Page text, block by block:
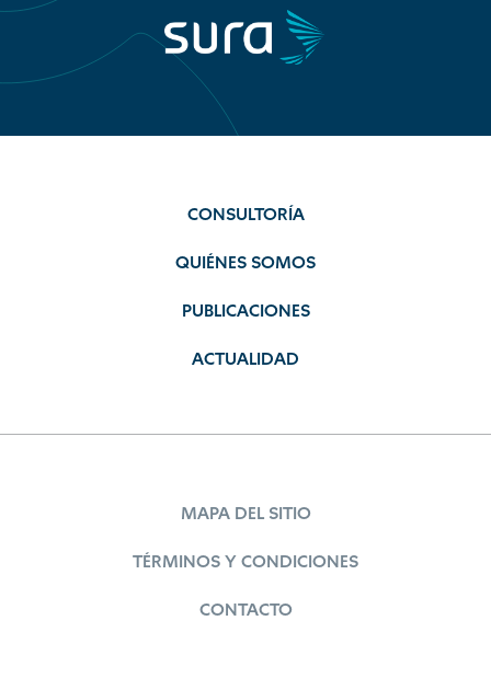
CONSULTORÍA
QUIÉNES SOMOS
PUBLICACIONES
ACTUALIDAD
MAPA DEL SITIO
TÉRMINOS Y CONDICIONES
CONTACTO